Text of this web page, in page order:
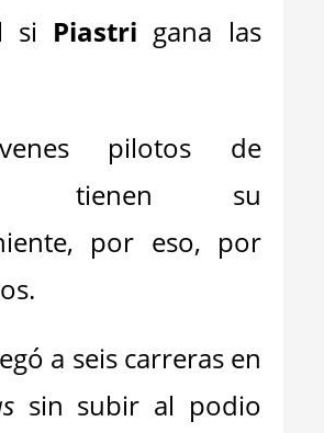
si Piastri gana las
pilotos de
tienen su
por eso, por
a seis carreras en
sin subir al podio